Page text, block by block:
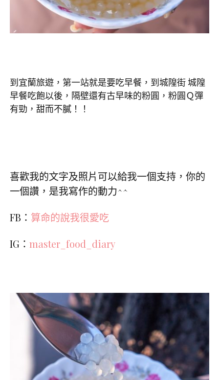
到宜蘭旅遊，第一站就是要吃早餐，到城隍街 城隍
早餐吃飽以後，隔壁還有古早味的粉圓，粉圓Ｑ彈
有勁，甜而不膩！！
喜歡我的文字及照片可以給我一個支持，你的
一個讚，是我寫作的動力^^
FB： 算命的說我很愛吃
IG： master_food_diary